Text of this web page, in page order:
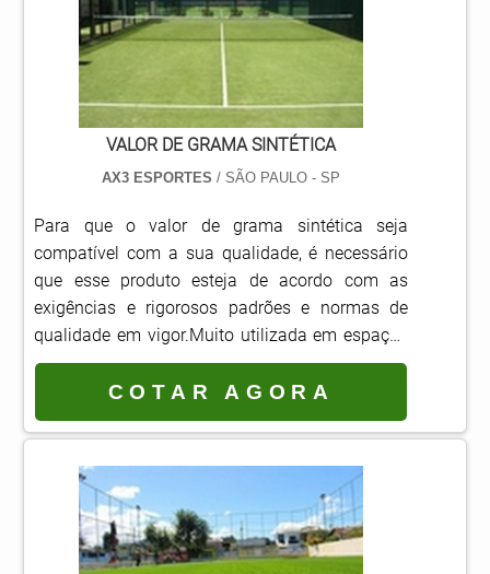
VALOR DE GRAMA SINTÉTICA
AX3 ESPORTES / SÃO PAULO - SP
Para que o valor de grama sintética seja
compatível com a sua qualidade, é necessário
que esse produto esteja de acordo com as
exigências e rigorosos padrões e normas de
qualidade em vigor.Muito utilizada em espaços
internos ou externos, a grama sintética é ideal
para jardins, campos de tênis, futebol e
minigolfe, playgrounds, áreas de lazer e muitos
outros locais. Benefícios oferecidos através da
aquisição Resistência: a grama sintética é
confeccionada com materiais resistentes à
intempéries e.
COTAR AGORA